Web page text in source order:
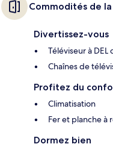
Commodités de
Divertissez-vous
Téléviseur à DEL
Chaînes de
Profitez du
Climatisation
Fer et planche à
Dormez bien